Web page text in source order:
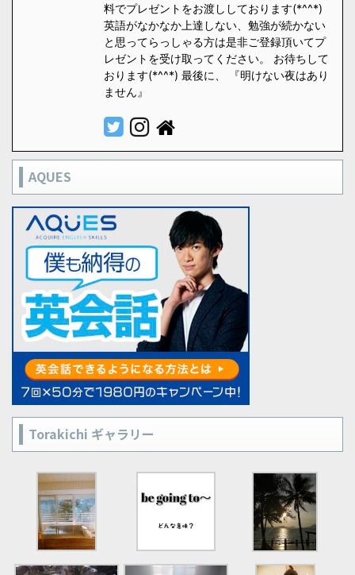
料でプレゼントをお渡ししております(*^^*)
英語がなかなか上達しない、勉強が続かない
と思ってらっしゃる方は是非ご登録頂いてプ
レゼントを受け取ってください。 お待ちして
おります(*^^*) 最後に、 『明けない夜はあり
ません』
AQUES
Torakichi ギャラリー